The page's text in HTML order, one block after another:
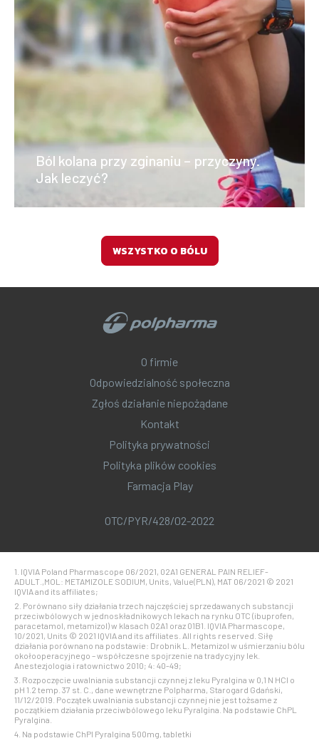
Ból kolana przy zginaniu – przyczyny.
Jak leczyć?
WSZYSTKO O BÓLU
O firmie
Odpowiedzialność społeczna
Zgłoś działanie niepożądane
Kontakt
Polityka prywatności
Polityka plików cookies
Farmacja Play
OTC/PYR/428/02-2022
1. IQVIA Poland Pharmascope 06/2021, 02A1 GENERAL PAIN RELIEF-
ADULT.,MOL: METAMIZOLE SODIUM, Units, Value(PLN), MAT 06/2021 © 2021
IQVIA and its affiliates;
2. Porównano siły działania trzech najczęściej sprzedawanych substancji
przeciwbólowych w jednoskładnikowych lekach na rynku OTC (ibuprofen,
paracetamol, metamizol) w klasach 02A1 oraz 01B1. IQVIA Pharmascope,
10/2021, Units © 2021 IQVIA and its affiliates. All rights reserved. Siłę
działania porównano na podstawie: Drobnik L. Metamizol w uśmierzaniu bólu
okołooperacyjnego – współczesne spojrzenie na tradycyjny lek.
Anestezjologia i ratownictwo 2010; 4: 40-49;
3. Rozpoczęcie uwalniania substancji czynnej z leku Pyralgina w 0,1 N HCl o
pH 1.2 temp. 37 st. C., dane wewnętrzne Polpharma, Starogard Gdański,
11/12/2019. Początek uwalniania substancji czynnej nie jest tożsame z
początkiem działania przeciwbólowego leku Pyralgina. Na podstawie ChPL
Pyralgina.
4. Na podstawie ChPl Pyralgina 500mg, tabletki